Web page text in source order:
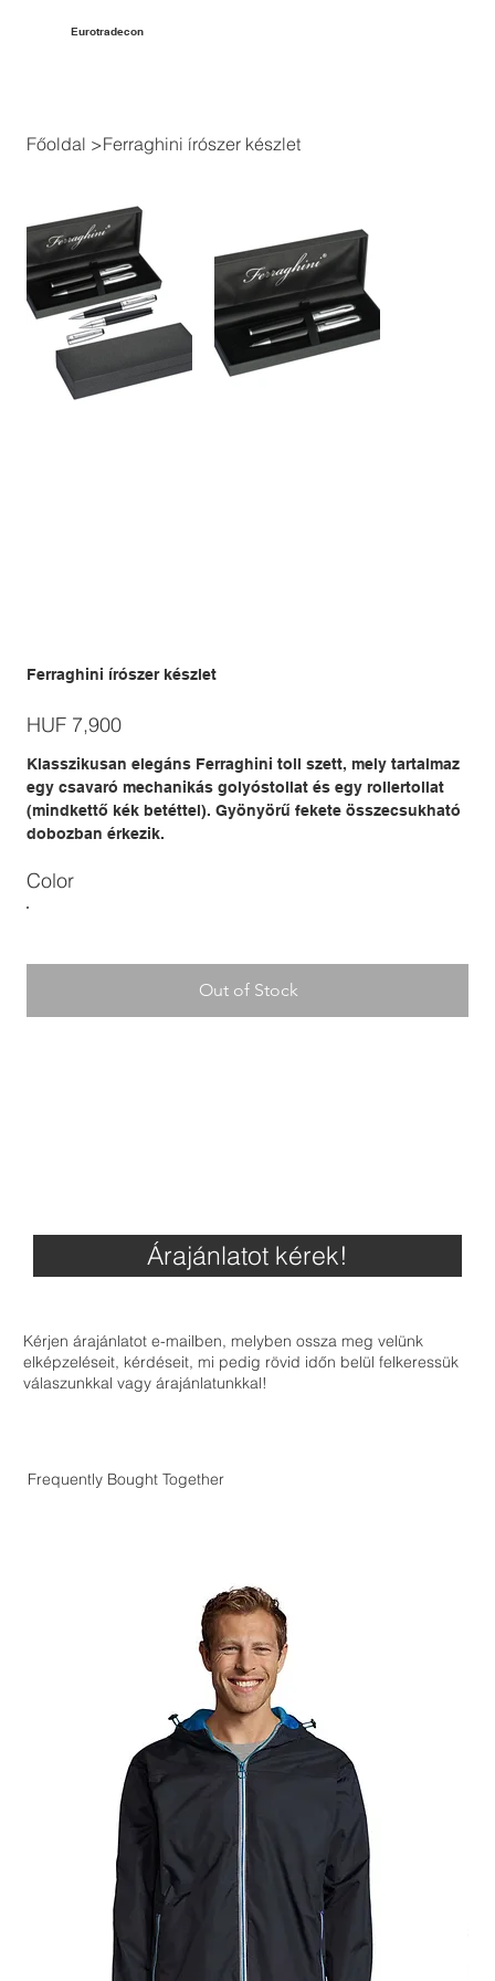
Eurotradecon
Főoldal >Ferraghini írószer készlet
Ferraghini írószer készlet
Price
HUF 7,900
Klasszikusan elegáns Ferraghini toll szett, mely tartalmaz
egy csavaró mechanikás golyóstollat és egy rollertollat
(mindkettő kék betéttel). Gyönyörű fekete összecsukható
dobozban érkezik.
Color
Out of Stock
Árajánlatot kérek!
Kérjen árajánlatot e-mailben, melyben ossza meg velünk
elképzeléseit, kérdéseit, mi pedig rövid időn belül felkeressük
válaszunkkal vagy árajánlatunkkal!
Frequently Bought Together